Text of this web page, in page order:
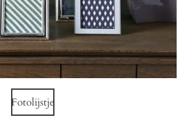
Fotolijstje